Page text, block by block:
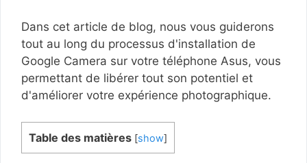
Dans cet article de blog, nous vous guiderons
tout au long du processus d'installation de
Google Camera sur votre téléphone Asus, vous
permettant de libérer tout son potentiel et
d'améliorer votre expérience photographique.
Table des matières [show]